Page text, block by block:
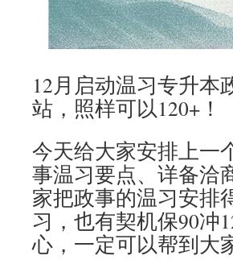
12月启动温习专升本
站，照样可以120+！
今天给大家安排上一
事温习要点、详备洽
家把政事的温习安排
习，也有契机保90冲
心，一定可以帮到大